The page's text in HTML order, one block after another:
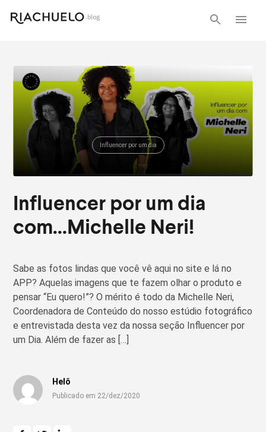
Influencer por um dia
Influencer por um dia
com…Michelle Neri!
Sabe as fotos lindas que você vê aqui no site e lá no
APP? Aquelas imagens que te fazem olhar o produto e
pensar “Eu quero!”? O mérito é todo da Michelle Neri,
Coordenadora de Conteúdo do nosso estúdio fotográfico
e entrevistada desta vez da nossa seção Influencer por
um Dia. Além de fazer as […]
Helô
Publicado em 22/dez/2020